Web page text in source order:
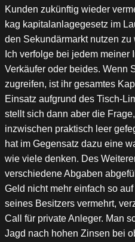
Kunden zukünftig wieder
kag kapitalanlagegesetz im
den Sekundärmarkt nutzen
Ich verfolge bei jedem meiner
Verkäufer oder beides. Wenn
zugreifen, ist ihr gesamtes
Einsatz aufgrund des Tisch-
stellt sich dann aber die
inzwischen praktisch leer
hat im Gegensatz dazu eine
wie viele denken. Des
verschiedene Abgaben
Geld nicht mehr einfach so
seines Besitzers vermehrt,
Call für private Anleger. Man
Jagd nach hohen Zinsen bei